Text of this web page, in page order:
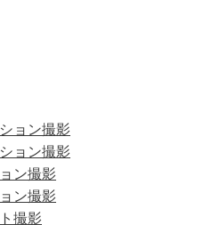
ョン撮影
ョン撮影
ン撮影
ン撮影
撮影